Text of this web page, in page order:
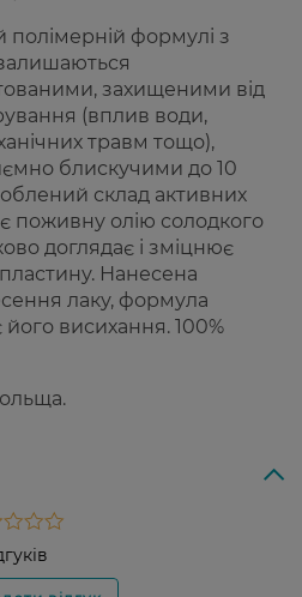
полімерній формулі з
захищеними від
(вплив води,
травм тощо),
блискучими до 10
склад активних
поживну олію солодкого
доглядає і зміцнює
пластину. Нанесена
лаку, формула
висихання. 100%